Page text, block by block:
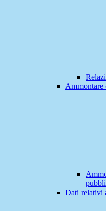
Ammontare
Dati relativi